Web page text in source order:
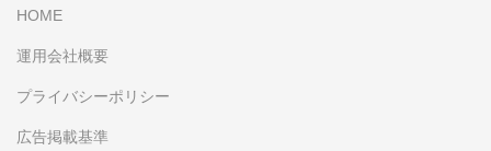
HOME
運用会社概要
プライバシーポリシー
広告掲載基準